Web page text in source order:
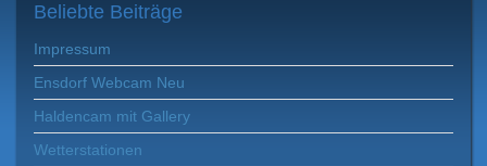
Beliebte Beiträge
Impressum
Ensdorf Webcam Neu
Haldencam mit Gallery
Wetterstationen